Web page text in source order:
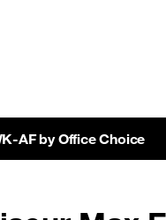
AF by Office Choice